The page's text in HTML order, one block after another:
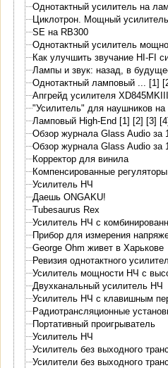
Однотактный усилитель на
Циклотрон. Мощный
SE на RB300
Однотактный усилитель
Как улучшить звучание HI-FI
Лампы и звук: назад, в
Однотактный ламповый ... [1]
Апгрейд усилителя
"Усилитель" для наушников
Ламповый High-End [1] [2] [3]
Обзор журнала Glass Audio за
Обзор журнала Glass Audio за
Корректор для винила
Компенсированные
Усилитель НЧ
Даешь ONGAKU!
Tubesaurus Rex
Усилитель НЧ с
Прибор для измерения
George Ohm живет в Харькове
Ревизия однотактного
Усилитель мощности НЧ с
Двухканальный усилитель НЧ
Усилитель НЧ с клавишным
Радиотрансляционные
Портативный проигрыватель
Усилитель НЧ
Усилитель без выходного
Усилители без выходного